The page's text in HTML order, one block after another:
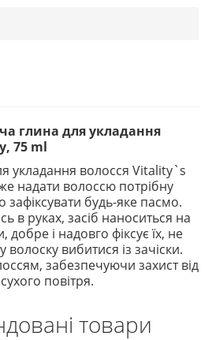
глина для укладання
75 ml
укладання волосся Vitality`s
надати волоссю потрібну
зафіксувати будь-яке пасмо.
в руках, засіб наноситься на
добре і надовго фіксує їх, не
вибитися із зачіски.
забезпечуючи захист від
повітря.
товари